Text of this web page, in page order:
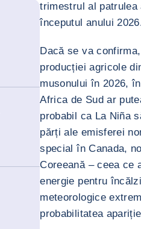
trimestrul al patrulea
începutul anului
Dacă se va
producției agricole
musonului în 2026,
Africa de Sud ar
probabil ca La Niña
părți ale emisferei
special în Canada,
Coreeană – ceea ce
energie pentru
meteorologice
probabilitatea